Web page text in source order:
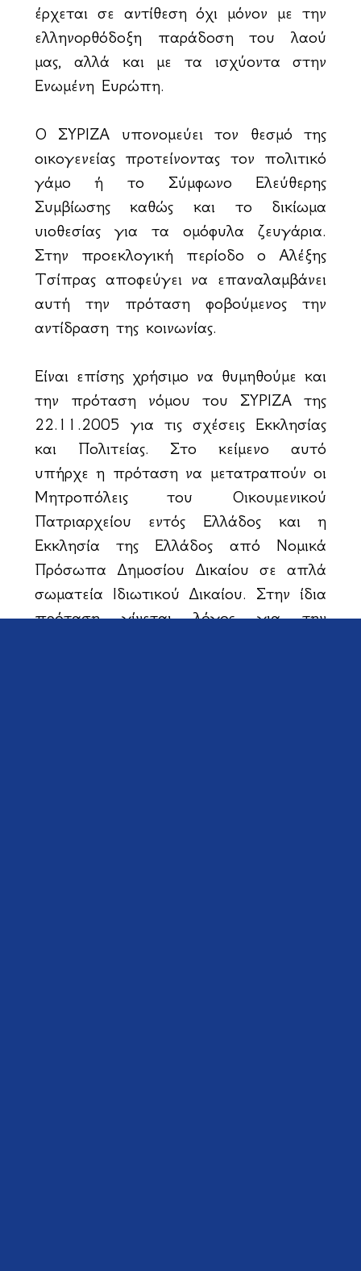
έρχεται σε αντίθεση όχι μόνον με την
ελληνορθόδοξη παράδοση του λαού
μας, αλλά και με τα ισχύοντα στην
Ενωμένη Ευρώπη.
Ο ΣΥΡΙΖΑ υπονομεύει τον θεσμό της
οικογενείας προτείνοντας τον πολιτικό
γάμο ή το Σύμφωνο Ελεύθερης
Συμβίωσης καθώς και το δικίωμα
υιοθεσίας για τα ομόφυλα ζευγάρια.
Στην προεκλογική περίοδο ο Αλέξης
Τσίπρας αποφεύγει να επαναλαμβάνει
αυτή την πρόταση φοβούμενος την
αντίδραση της κοινωνίας.
Είναι επίσης χρήσιμο να θυμηθούμε και
την πρόταση νόμου του ΣΥΡΙΖΑ της
22.11.2005 για τις σχέσεις Εκκλησίας
και Πολιτείας. Στο κείμενο αυτό
υπήρχε η πρόταση να μετατραπούν οι
Μητροπόλεις του Οικουμενικού
Πατριαρχείου εντός Ελλάδος και η
Εκκλησία της Ελλάδος από Νομικά
Πρόσωπα Δημοσίου Δικαίου σε απλά
σωματεία Ιδιωτικού Δικαίου. Στην ίδια
πρόταση γίνεται λόγος για την